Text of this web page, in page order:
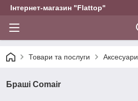
Інтернет-магазин "Flattop"
Товари та послуги Аксесуари
Браші Comair